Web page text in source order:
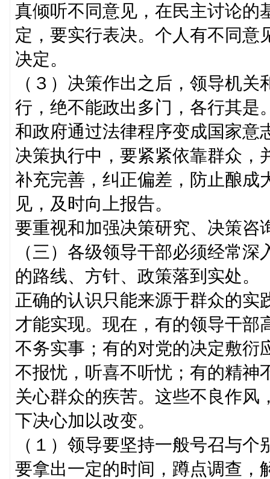
真倾听不同意见，在民主讨论的
定，要实行表决。个人有不同意
决定。
（３）决策作出之后，领导机
行，绝不能政出多门，各行其是
和政府通过法律程序变成国家意
决策执行中，要紧紧依靠群众，
补充完善，纠正偏差，防止酿成
见，及时向上报告。
要重视和加强决策研究、决策咨
（三）各级领导干部必须经常
的路线、方针、政策落到实处。
正确的认识只能来源于群众的实
才能实现。现在，有的领导干部
不务实事；有的对党的决定敷衍
不报忧，听喜不听忧；有的精神
关心群众的疾苦。这些不良作风
下决心加以改变。
（１）领导要坚持一般号召与
要拿出一定的时间，蹲点调查，